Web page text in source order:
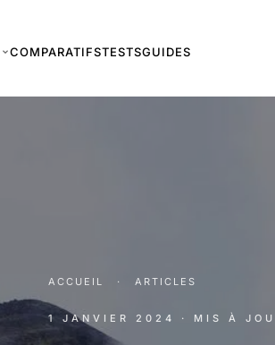
COMPARATIFSTESTSGUIDES
ACCUEIL · ARTICLES
1 JANVIER 2024 · MIS À